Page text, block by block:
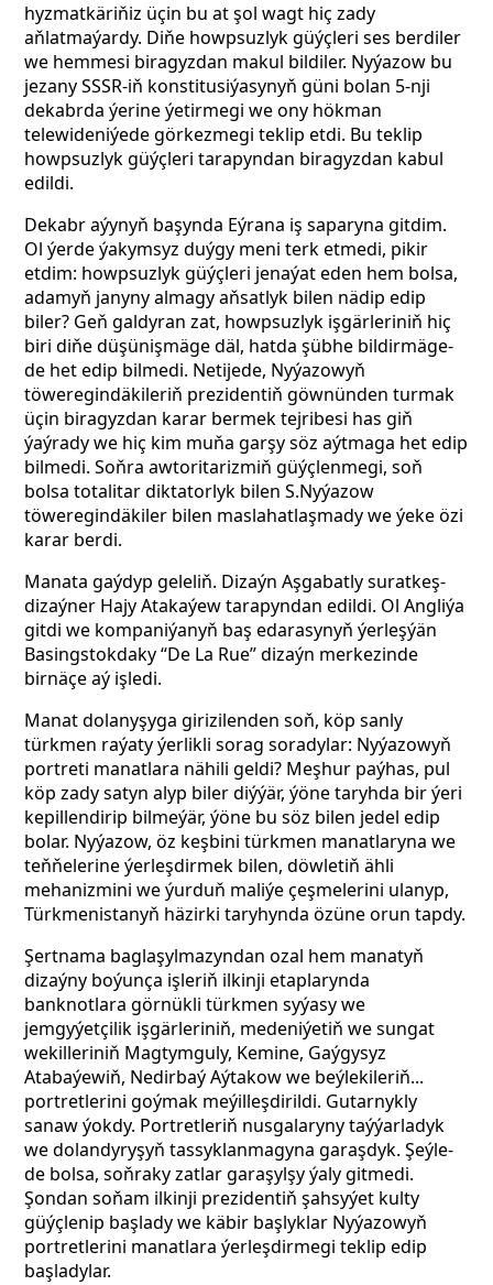
hyzmatkäriňiz üçin bu at şol wagt hiç zady
aňlatmaýardy. Diňe howpsuzlyk güýçleri ses berdiler
we hemmesi biragyzdan makul bildiler. Nyýazow bu
jezany SSSR-iň konstitusiýasynyň güni bolan 5-nji
dekabrda ýerine ýetirmegi we ony hökman
telewideniýede görkezmegi teklip etdi. Bu teklip
howpsuzlyk güýçleri tarapyndan biragyzdan kabul
edildi.
Dekabr aýynyň başynda Eýrana iş saparyna gitdim.
Ol ýerde ýakymsyz duýgy meni terk etmedi, pikir
etdim: howpsuzlyk güýçleri jenaýat eden hem bolsa,
adamyň janyny almagy aňsatlyk bilen nädip edip
biler? Geň galdyran zat, howpsuzlyk işgärleriniň hiç
biri diňe düşünişmäge däl, hatda şübhe bildirmäge-
de het edip bilmedi. Netijede, Nyýazowyň
töweregindäkileriň prezidentiň göwnünden turmak
üçin biragyzdan karar bermek tejribesi has giň
ýaýrady we hiç kim muňa garşy söz aýtmaga het edip
bilmedi. Soňra awtoritarizmiň güýçlenmegi, soň
bolsa totalitar diktatorlyk bilen S.Nyýazow
töweregindäkiler bilen maslahatlaşmady we ýeke özi
karar berdi.
Manata gaýdyp geleliň. Dizaýn Aşgabatly suratkeş-
dizaýner Hajy Atakaýew tarapyndan edildi. Ol Angliýa
gitdi we kompaniýanyň baş edarasynyň ýerleşýän
Basingstokdaky “De La Rue” dizaýn merkezinde
birnäçe aý işledi.
Manat dolanyşyga girizilenden soň, köp sanly
türkmen raýaty ýerlikli sorag soradylar: Nyýazowyň
portreti manatlara nähili geldi? Meşhur paýhas, pul
köp zady satyn alyp biler diýýär, ýöne taryhda bir ýeri
kepillendirip bilmeýär, ýöne bu söz bilen jedel edip
bolar. Nyýazow, öz keşbini türkmen manatlaryna we
teňňelerine ýerleşdirmek bilen, döwletiň ähli
mehanizmini we ýurduň maliýe çeşmelerini ulanyp,
Türkmenistanyň häzirki taryhynda özüne orun tapdy.
Şertnama baglaşylmazyndan ozal hem manatyň
dizaýny boýunça işleriň ilkinji etaplarynda
banknotlara görnükli türkmen syýasy we
jemgyýetçilik işgärleriniň, medeniýetiň we sungat
wekilleriniň Magtymguly, Kemine, Gaýgysyz
Atabaýewiň, Nedirbaý Aýtakow we beýlekileriň...
portretlerini goýmak meýilleşdirildi. Gutarnykly
sanaw ýokdy. Portretleriň nusgalaryny taýýarladyk
we dolandyryşyň tassyklanmagyna garaşdyk. Şeýle-
de bolsa, soňraky zatlar garaşylşy ýaly gitmedi.
Şondan soňam ilkinji prezidentiň şahsyýet kulty
güýçlenip başlady we käbir başlyklar Nyýazowyň
portretlerini manatlara ýerleşdirmegi teklip edip
başladylar.